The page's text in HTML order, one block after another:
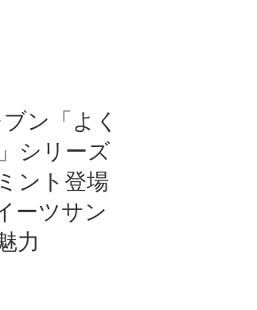
ン「よく
シリーズ
ント登場
ーツサン
力